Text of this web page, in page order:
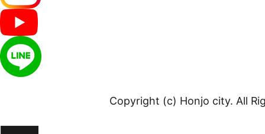
Copyright (c) Honjo city. All